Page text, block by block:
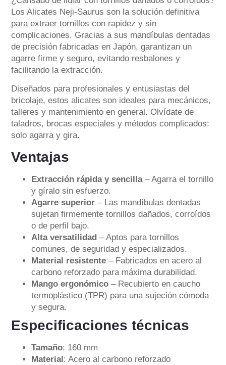
Los Alicates Neji-Saurus son la solución definitiva
para extraer tornillos con rapidez y sin
complicaciones. Gracias a sus mandíbulas dentadas
de precisión fabricadas en Japón, garantizan un
agarre firme y seguro, evitando resbalones y
facilitando la extracción.
Diseñados para profesionales y entusiastas del
bricolaje, estos alicates son ideales para mecánicos,
talleres y mantenimiento en general. Olvídate de
taladros, brocas especiales y métodos complicados:
solo agarra y gira.
Ventajas
Extracción rápida y sencilla– Agarra el tornillo
y gíralo sin esfuerzo.
Agarre superior – Las mandíbulas dentadas
sujetan firmemente tornillos dañados, corroídos
o de perfil bajo.
Alta versatilidad – Aptos para tornillos
comunes, de seguridad y especializados.
Material resistente – Fabricados en acero al
carbono reforzado para máxima durabilidad.
Mango ergonómico – Recubierto en caucho
termoplástico (TPR) para una sujeción cómoda
y segura.
Especificaciones técnicas
Tamaño: 160 mm
Material: Acero al carbono reforzado